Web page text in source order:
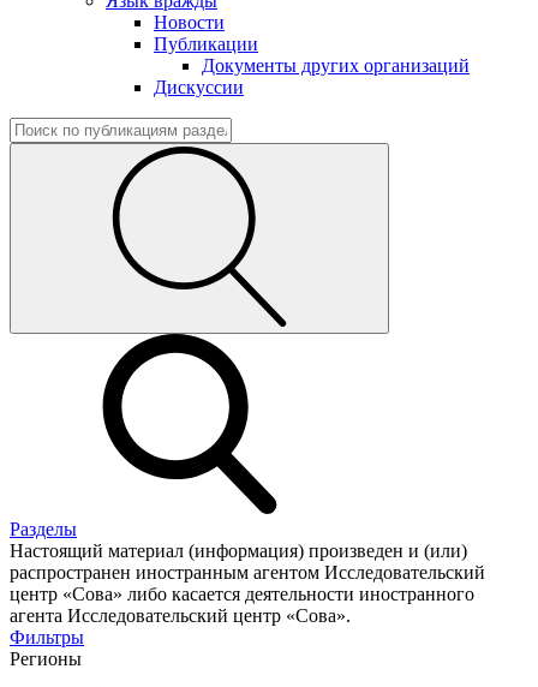
Новости
Публикации
Документы других организаций
Дискуссии
Разделы
Настоящий материал (информация) произведен и (или)
распространен иностранным агентом Исследовательский
центр «Сова» либо касается деятельности иностранного
агента Исследовательский центр «Сова».
Фильтры
Регионы